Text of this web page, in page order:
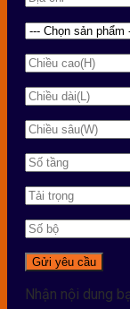
Nhận nội dung